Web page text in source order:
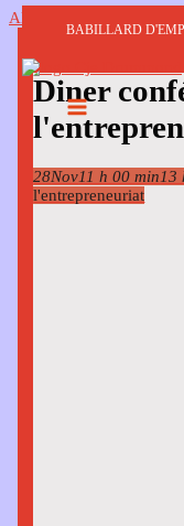
Aller au contenu
BABILLARD
Diner
28Nov11 h 00 min13
l'entrepreneuriat